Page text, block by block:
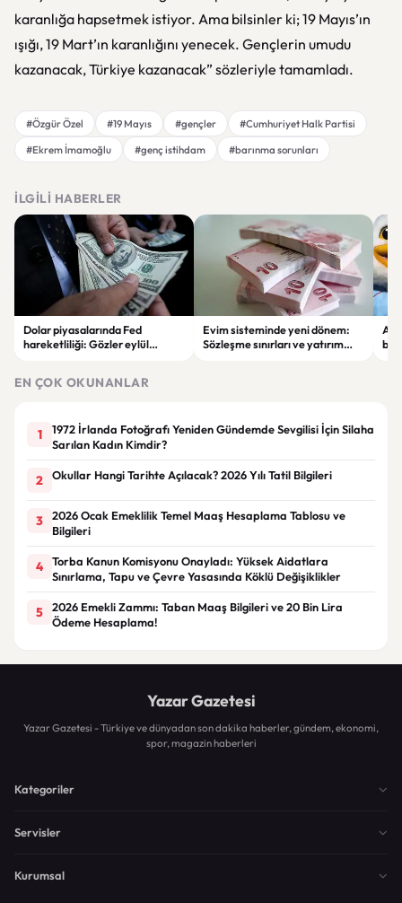
karanlığa hapsetmek istiyor. Ama bilsinler ki; 19 Mayıs’ın
ışığı, 19 Mart’ın karanlığını yenecek. Gençlerin umudu
kazanacak, Türkiye kazanacak” sözleriyle tamamladı.
#Özgür Özel #19 Mayıs #gençler
#Cumhuriyet Halk Partisi
#Ekrem İmamoğlu
#genç istihdam #barınma sorunları
İLGILI HABERLER
Dolar piyasalarında Fed
hareketliliği: Gözler eylül
Evim sisteminde yeni dönem:
Sözleşme sınırları ve yatırım
EN ÇOK OKUNANLAR
1
1972 İrlanda Fotoğrafı Yeniden Gündemde Sevgilisi İçin Silaha
Sarılan Kadın Kimdir?
2 Okullar Hangi Tarihte Açılacak? 2026 Yılı Tatil Bilgileri
3
2026 Ocak Emeklilik Temel Maaş Hesaplama Tablosu ve
Bilgileri
4
Torba Kanun Komisyonu Onayladı: Yüksek Aidatlara
Sınırlama, Tapu ve Çevre Yasasında Köklü Değişiklikler
5
2026 Emekli Zammı: Taban Maaş Bilgileri ve 20 Bin Lira
Ödeme Hesaplama!
Yazar Gazetesi
Yazar Gazetesi - Türkiye ve dünyadan son dakika haberler, gündem, ekonomi,
spor, magazin haberleri
Kategoriler
Servisler
Kurumsal